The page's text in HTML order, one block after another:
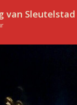
van Sleutelstad